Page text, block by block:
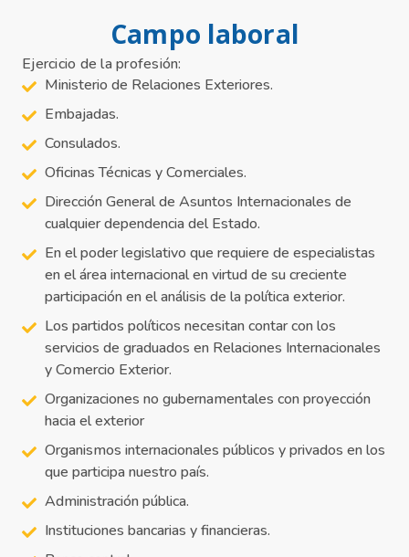
Campo laboral
Ejercicio de la profesión:
Ministerio de Relaciones Exteriores.
Embajadas.
Consulados.
Oficinas Técnicas y Comerciales.
Dirección General de Asuntos Internacionales de
cualquier dependencia del Estado.
En el poder legislativo que requiere de especialistas
en el área internacional en virtud de su creciente
participación en el análisis de la política exterior.
Los partidos políticos necesitan contar con los
servicios de graduados en Relaciones Internacionales
y Comercio Exterior.
Organizaciones no gubernamentales con proyección
hacia el exterior
Organismos internacionales públicos y privados en los
que participa nuestro país.
Administración pública.
Instituciones bancarias y financieras.